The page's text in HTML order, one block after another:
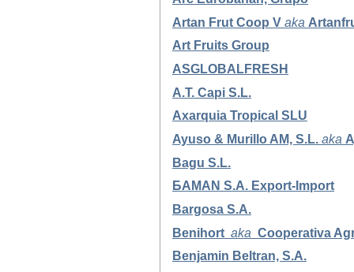
Artan Frut Coop V aka
Art Fruits Group
ASGLOBALFRESH
A.T. Capi S.L.
Axarquia Tropical SLU
Ayuso & Murillo AM, S.L. aka
Bagu S.L.
БAMAN S.A. Export-Import
Bargosa S.A.
Benihort aka Cooperativa
Benjamin Beltran, S.A.